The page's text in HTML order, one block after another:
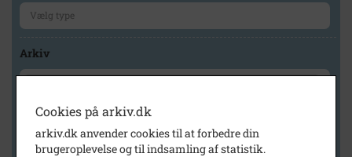
Arkiv
Geografi
Cookies på arkiv.dk
arkiv.dk anvender cookies til at forbedre din
brugeroplevelse og til indsamling af statistik.